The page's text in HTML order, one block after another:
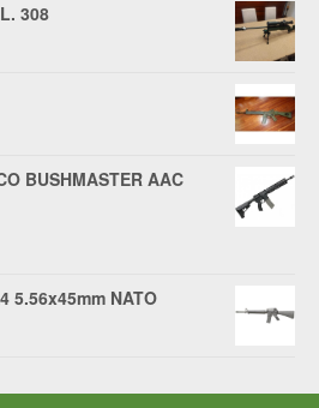
308
€.
BUSHMASTER AAC
€.
5.56x45mm NATO